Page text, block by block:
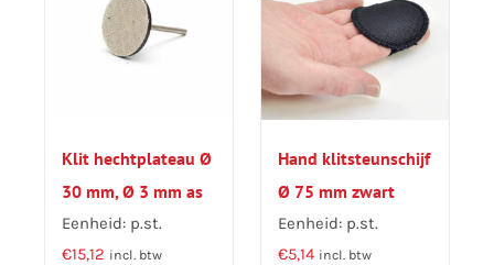
Klit hechtplateau Ø
30 mm, Ø 3 mm as
Eenheid: p.st.
€15,12 incl. btw
Hand klitsteunschijf
Ø 75 mm zwart
Eenheid: p.st.
€5,14 incl. btw